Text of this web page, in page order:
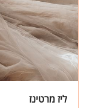
ליז מרטינז